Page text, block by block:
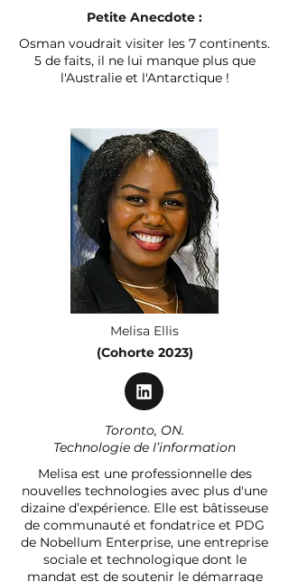
Petite Anecdote :
Osman voudrait visiter les 7 continents.
5 de faits, il ne lui manque plus que
l'Australie et l'Antarctique !
Melisa Ellis
(Cohorte 2023)
Toronto, ON.
Technologie de l’information
Melisa est une professionnelle des
nouvelles technologies avec plus d'une
dizaine d’expérience. Elle est bâtisseuse
de communauté et fondatrice et PDG
de Nobellum Enterprise, une entreprise
sociale et technologique dont le
mandat est de soutenir le démarrage